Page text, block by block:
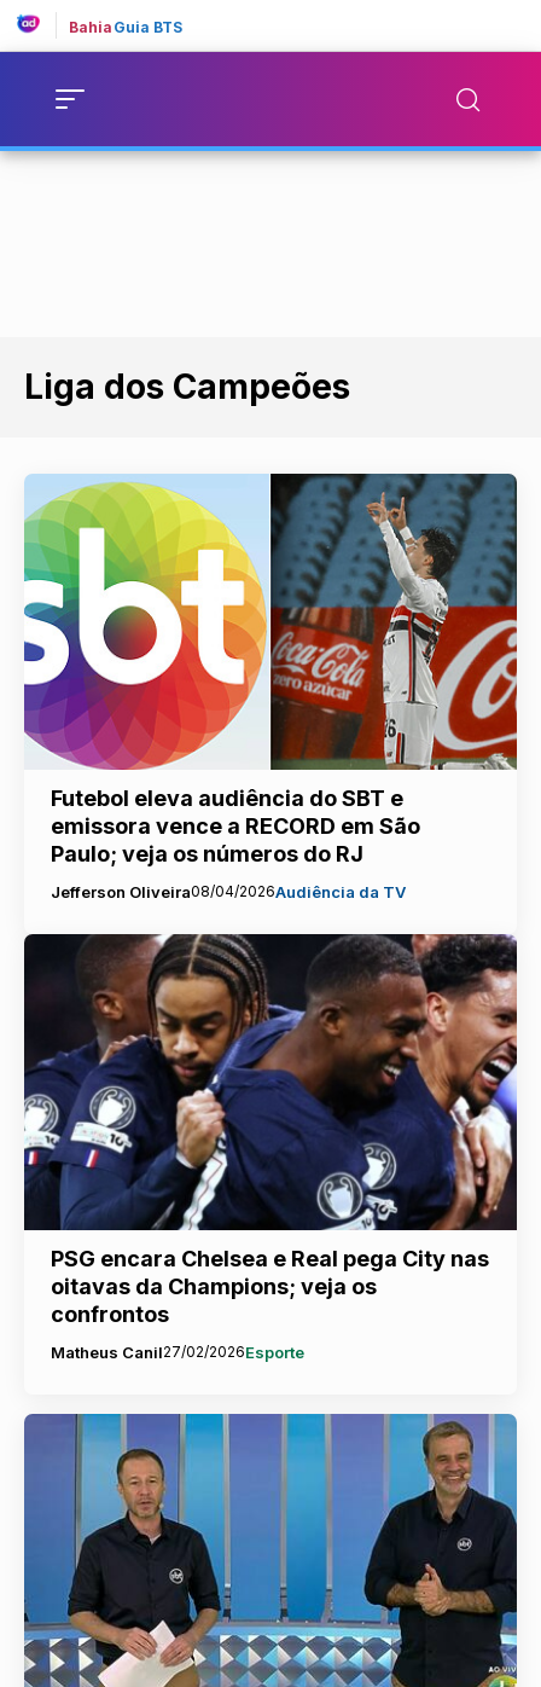
Bahia Guia BTS
Liga dos Campeões
Futebol eleva audiência do SBT e
emissora vence a RECORD em São
Paulo; veja os números do RJ
Jefferson Oliveira08/04/2026Audiência da TV
PSG encara Chelsea e Real pega City nas
oitavas da Champions; veja os
confrontos
Matheus Canil27/02/2026Esporte